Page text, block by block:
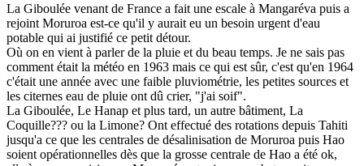
La Giboulée venant de France a fait une escale à Mangaréva puis a
rejoint Moruroa est-ce qu'il y aurait eu un besoin urgent d'eau
potable qui ai justifié ce petit détour.
Où on en vient à parler de la pluie et du beau temps. Je ne sais pas
comment était la météo en 1963 mais ce qui est sûr, c'est qu'en 1964
c'était une année avec une faible pluviométrie, les petites sources et
les citernes eau de pluie ont dû crier, "j'ai soif".
La Giboulée, Le Hanap et plus tard, un autre bâtiment, La
Coquille??? ou la Limone? Ont effectué des rotations depuis Tahiti
jusqu'a ce que les centrales de désalinisation de Moruroa puis Hao
soient opérationnelles dès que la grosse centrale de Hao a été ok,